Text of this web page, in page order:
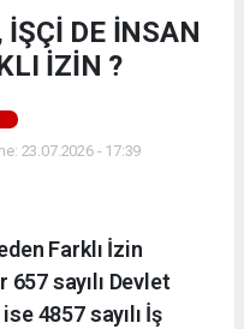
DE İNSAN
İZİN ?
23.07.2026 - 17:39
Farklı İzin
sayılı Devlet
4857 sayılı İş